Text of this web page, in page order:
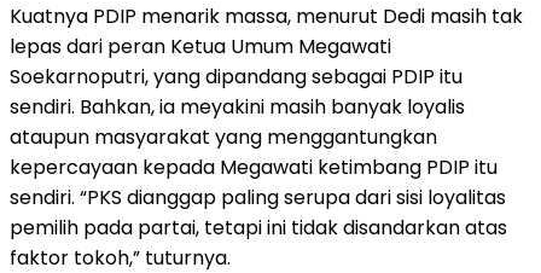
Kuatnya PDIP menarik massa, menurut Dedi masih tak
lepas dari peran Ketua Umum Megawati
Soekarnoputri, yang dipandang sebagai PDIP itu
sendiri. Bahkan, ia meyakini masih banyak loyalis
ataupun masyarakat yang menggantungkan
kepercayaan kepada Megawati ketimbang PDIP itu
sendiri. “PKS dianggap paling serupa dari sisi loyalitas
pemilih pada partai, tetapi ini tidak disandarkan atas
faktor tokoh,” tuturnya.